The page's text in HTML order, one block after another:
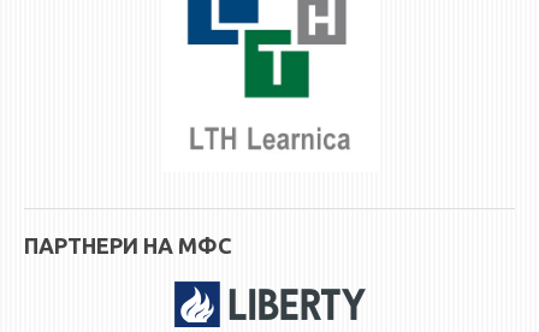
UNDERGRADUATE
ПАРТНЕРИ НА МФС